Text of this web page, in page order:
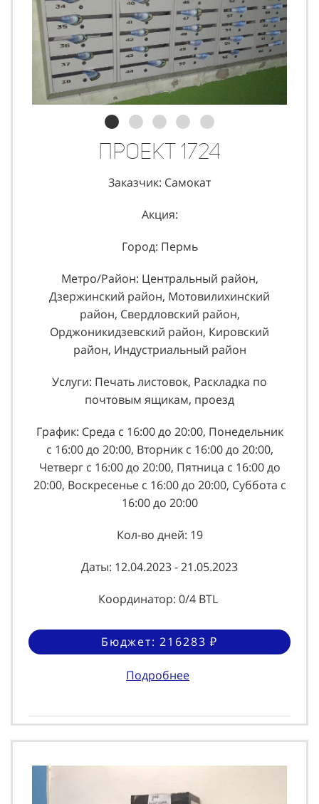
Проект 1724
Заказчик: Самокат
Акция:
Город: Пермь
Метро/Район: Центральный район,
Дзержинский район, Мотовилихинский
район, Свердловский район,
Орджоникидзевский район, Кировский
район, Индустриальный район
Услуги: Печать листовок, Раскладка по
почтовым ящикам, проезд
График: Среда с 16:00 до 20:00, Понедельник
с 16:00 до 20:00, Вторник с 16:00 до 20:00,
Четверг с 16:00 до 20:00, Пятница с 16:00 до
20:00, Воскресенье с 16:00 до 20:00, Суббота с
16:00 до 20:00
Кол-во дней: 19
Даты: 12.04.2023 - 21.05.2023
Координатор: 0/4 BTL
Бюджет: 216283 ₽
Подробнее